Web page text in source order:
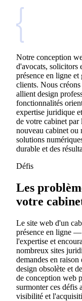
Notre conception
d'avocats, solicitors
présence en ligne et
clients. Nous
allient design
fonctionnalités
expertise juridique
de votre cabinet par
nouveau cabinet ou
solutions
durable et des
Défis
Les
votre
Le site web d'un
présence en ligne
l'expertise et
nombreux sites
demandes en
design obsolète et
de conception web
surmonter ces défis
visibilité et